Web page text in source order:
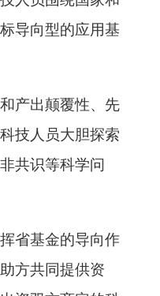
导向型的应用基
产出颠覆性、先
技人员大胆探索
共识等科学问
省基金的导向作
方共同提供资